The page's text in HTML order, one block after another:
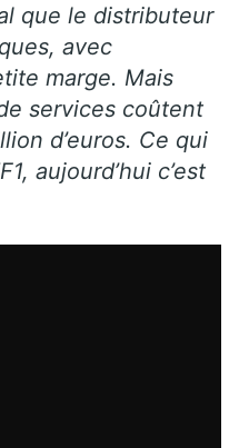
que le distributeur
avec
marge. Mais
services coûtent
d’euros. Ce qui
aujourd’hui c’est